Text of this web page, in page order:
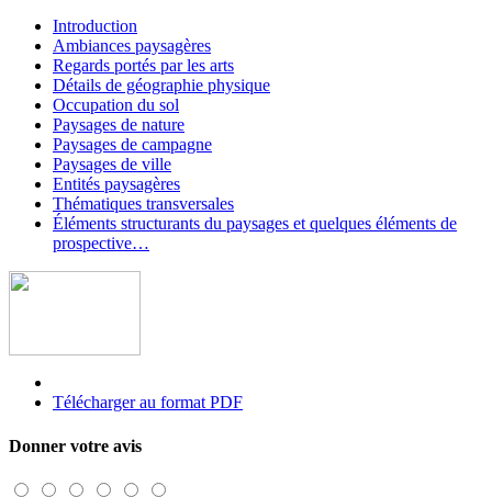
Introduction
Ambiances paysagères
Regards portés par les arts
Détails de géographie physique
Occupation du sol
Paysages de nature
Paysages de campagne
Paysages de ville
Entités paysagères
Thématiques transversales
Éléments structurants du paysages et quelques éléments de
prospective…
Télécharger au format PDF
Donner votre avis